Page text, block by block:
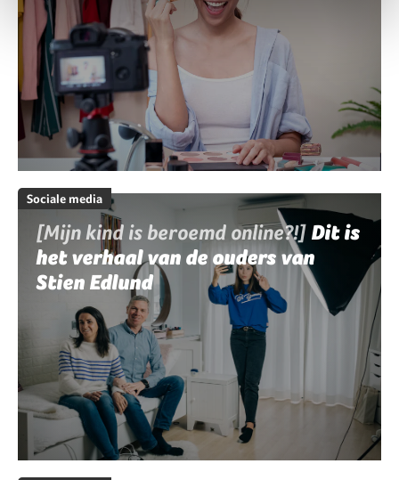
Sociale media
[Mijn kind is beroemd online?!] Dit is
het verhaal van de ouders van
Stien Edlund